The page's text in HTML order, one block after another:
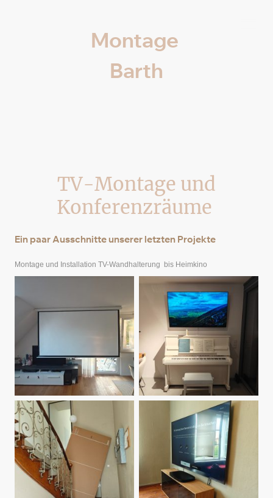
Montage
Barth
TV-Montage und
Konferenzräume
Ein paar Ausschnitte unserer letzten Projekte
Montage und Installation TV-Wandhalterung bis Heimkino